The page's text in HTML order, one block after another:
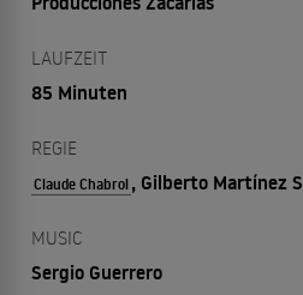
LAUFZEIT
85 Minuten
REGIE
Claude Chabrol, Gilberto Martínez
MUSIC
Sergio Guerrero